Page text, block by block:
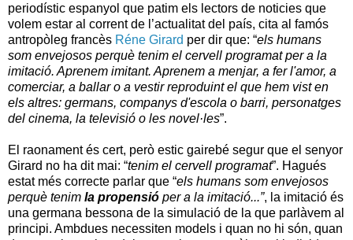
periodístic espanyol que patim els lectors de noticies que
volem estar al corrent de l’actualitat del país, cita al famós
antropòleg francès Réne Girard per dir que: “els humans
som envejosos perquè tenim el cervell programat per a la
imitació. Aprenem imitant. Aprenem a menjar, a fer l'amor, a
comerciar, a ballar o a vestir reproduint el que hem vist en
els altres: germans, companys d'escola o barri, personatges
del cinema, la televisió o les novel·les”.
El raonament és cert, però estic gairebé segur que el senyor
Girard no ha dit mai: “tenim el cervell programat”. Hagués
estat més correcte parlar que “els humans som envejosos
perquè tenim la propensió per a la imitació...”, la imitació és
una germana bessona de la simulació de la que parlàvem al
principi. Ambdues necessiten models i quan no hi són, quan